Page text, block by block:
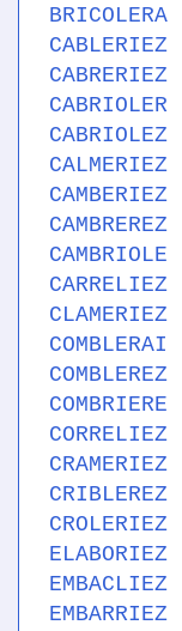
BRICOLERA
CABLERIEZ
CABRERIEZ
CABRIOLER
CABRIOLEZ
CALMERIEZ
CAMBERIEZ
CAMBREREZ
CAMBRIOLE
CARRELIEZ
CLAMERIEZ
COMBLERAI
COMBLEREZ
COMBRIERE
CORRELIEZ
CRAMERIEZ
CRIBLEREZ
CROLERIEZ
ELABORIEZ
EMBACLIEZ
EMBARRIEZ